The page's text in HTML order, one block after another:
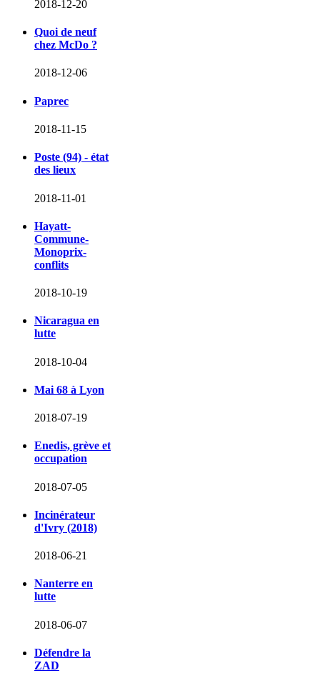
2018-12-20
Quoi de neuf
chez McDo ?
2018-12-06
Paprec
2018-11-15
Poste (94) - état
des lieux
2018-11-01
Hayatt-
Commune-
Monoprix-
conflits
2018-10-19
Nicaragua en
lutte
2018-10-04
Mai 68 à Lyon
2018-07-19
Enedis, grève et
occupation
2018-07-05
Incinérateur
d'Ivry (2018)
2018-06-21
Nanterre en
lutte
2018-06-07
Défendre la
ZAD